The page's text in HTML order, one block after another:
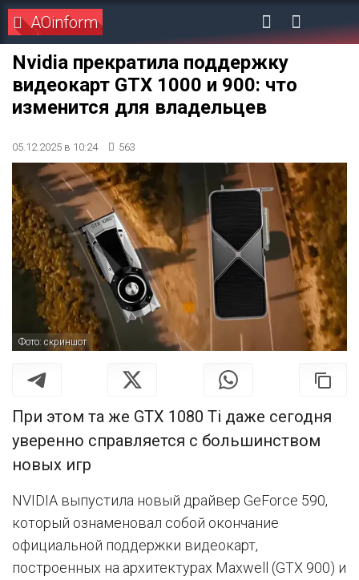
AOinform
Nvidia прекратила поддержку
видеокарт GTX 1000 и 900: что
изменится для владельцев
05.12.2025 в 10:24 563
Фото: скриншот
При этом та же GTX 1080 Ti даже сегодня
уверенно справляется с большинством
новых игр
NVIDIA выпустила новый драйвер GeForce 590,
который ознаменовал собой окончание
официальной поддержки видеокарт,
построенных на архитектурах Maxwell (GTX 900) и